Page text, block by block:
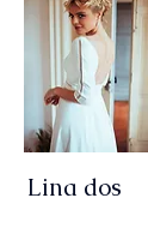
Lina dos